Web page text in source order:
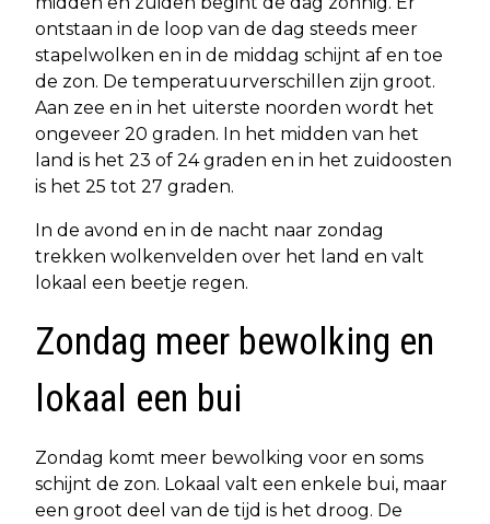
ontstaan in de loop van de dag steeds meer
stapelwolken en in de middag schijnt af en toe
de zon. De temperatuurverschillen zijn groot.
Aan zee en in het uiterste noorden wordt het
ongeveer 20 graden. In het midden van het
land is het 23 of 24 graden en in het zuidoosten
is het 25 tot 27 graden.
In de avond en in de nacht naar zondag
trekken wolkenvelden over het land en valt
lokaal een beetje regen.
Zondag meer bewolking en
lokaal een bui
Zondag komt meer bewolking voor en soms
schijnt de zon. Lokaal valt een enkele bui, maar
een groot deel van de tijd is het droog. De